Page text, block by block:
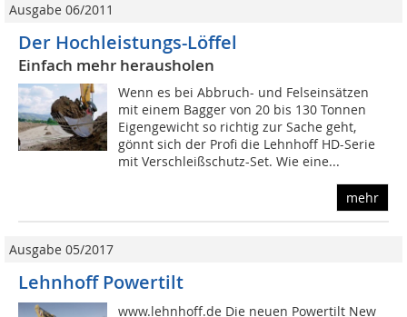
Ausgabe 06/2011
Der Hochleistungs-Löffel
Einfach mehr herausholen
Wenn es bei Abbruch- und Felseinsätzen
mit einem Bagger von 20 bis 130 Tonnen
Eigengewicht so richtig zur Sache geht,
gönnt sich der Profi die Lehnhoff HD-Serie
mit Verschleißschutz-Set. Wie eine...
mehr
Ausgabe 05/2017
Lehnhoff Powertilt
www.lehnhoff.de Die neuen Powertilt New